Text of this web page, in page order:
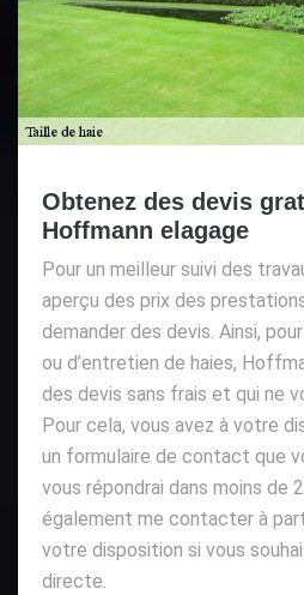
Obtenez des devis
Hoffmann elagage
Pour un meilleur suivi des
aperçu des prix des
demander des devis. Ainsi,
ou d’entretien de haies,
des devis sans frais et qui ne
Pour cela, vous avez à votre
un formulaire de contact que
vous répondrai dans moins de
également me contacter à
votre disposition si vous
directe.